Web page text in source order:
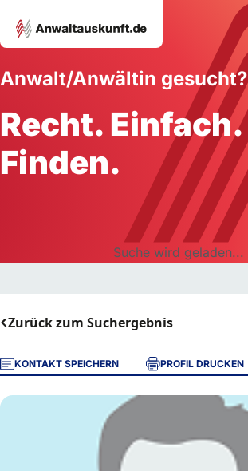
Anwalt/Anwältin gesucht?
Recht. Einfach.
Finden.
Suche wird geladen...
Zurück zum Suchergebnis
KONTAKT SPEICHERN PROFIL DRUCKEN